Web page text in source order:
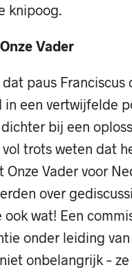
knipoog.
Onze Vader
paus Franciscus
in een vertwijfelde
bij een
trots weten dat
Vader voor
over
wat! Een
onder leiding
onbelangrijk –